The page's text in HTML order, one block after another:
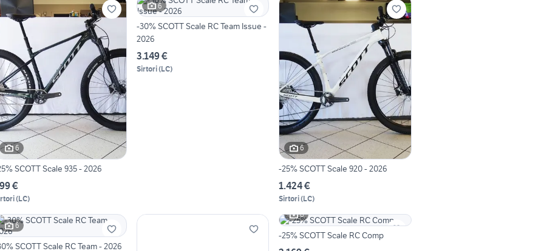
6
SCOTT Scale 935 - 2026
€
(LC)
6
-30% SCOTT Scale RC Team Issue -
2026
3.149 €
Sirtori(LC)
6
-25% SCOTT Scale 920 - 2026
1.424 €
Sirtori(LC)
6
SCOTT Scale RC Team - 2026
6
-25% SCOTT Scale RC Comp